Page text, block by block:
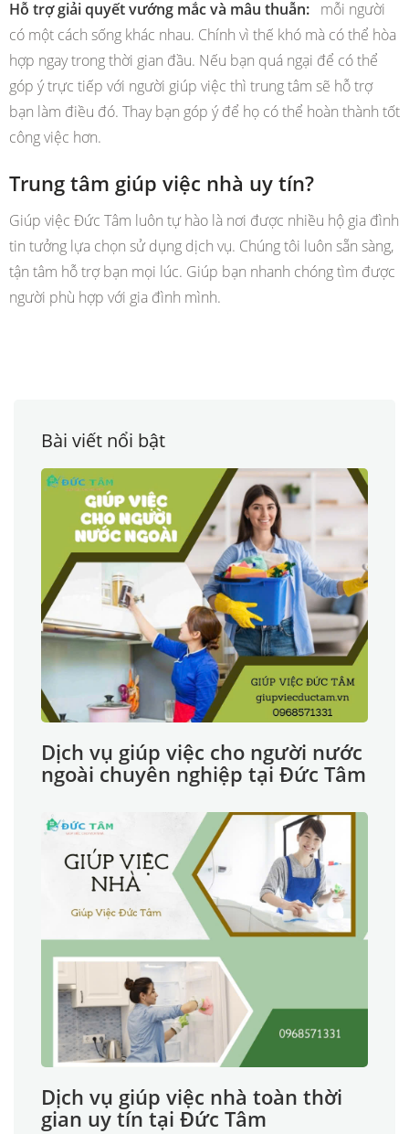
Hỗ trợ giải quyết vướng mắc và mâu thuẫn: mỗi người
có một cách sống khác nhau. Chính vì thế khó mà có thể hòa
hợp ngay trong thời gian đầu. Nếu bạn quá ngại để có thể
góp ý trực tiếp với người giúp việc thì trung tâm sẽ hỗ trợ
bạn làm điều đó. Thay bạn góp ý để họ có thể hoàn thành tốt
công việc hơn.
Trung tâm giúp việc nhà uy tín?
Giúp việc Đức Tâm luôn tự hào là nơi được nhiều hộ gia đình
tin tưởng lựa chọn sử dụng dịch vụ. Chúng tôi luôn sẵn sàng,
tận tâm hỗ trợ bạn mọi lúc. Giúp bạn nhanh chóng tìm được
người phù hợp với gia đình mình.
Bài viết nổi bật
Dịch vụ giúp việc cho người nước
ngoài chuyên nghiệp tại Đức Tâm
Dịch vụ giúp việc nhà toàn thời
gian uy tín tại Đức Tâm